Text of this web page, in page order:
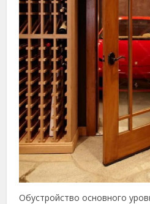
Обустройство основного